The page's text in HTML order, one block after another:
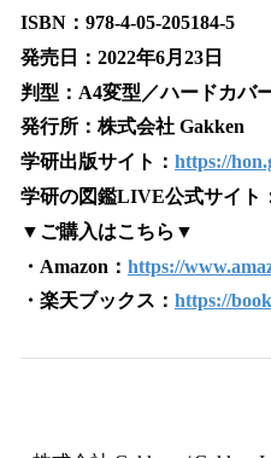
ISBN：978-4-05-205184-5
発売日：2022年6月23日
判型：A4変型／ハードカバ
発行所：株式会社 Gakken
学研出版サイト： https://
学研の図鑑LIVE公式サイト
▼ご購入はこちら▼
・Amazon： https://
・楽天ブックス： https://